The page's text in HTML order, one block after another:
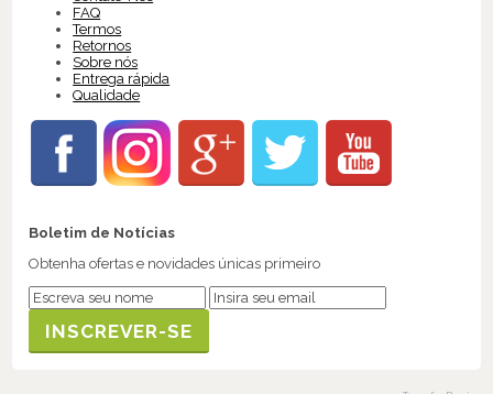
FAQ
Termos
Retornos
Sobre nós
Entrega rápida
Qualidade
Boletim de Notícias
Obtenha ofertas e novidades únicas primeiro